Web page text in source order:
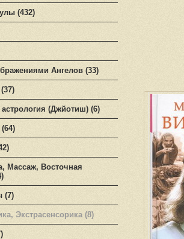
(432)
Ангелов (33)
астрология (Джйотиш) (6)
Массаж, Восточная
(7)
Экстрасенсорика (8)